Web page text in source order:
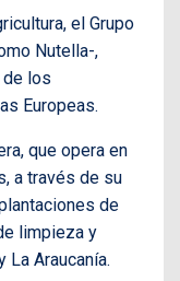
el Grupo
Nutella-,
de los
Europeas.
que opera en
a través de su
de
limpieza y
Araucanía.